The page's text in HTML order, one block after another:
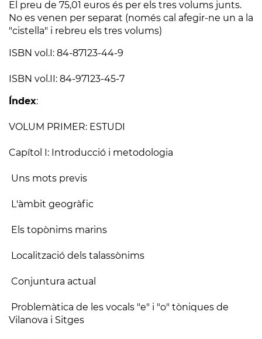
El preu de 75,01 euros és per els tres volums junts.
No es venen per separat (només cal afegir-ne un a la
"cistella" i rebreu els tres volums)
ISBN vol.I: 84-87123-44-9
ISBN vol.II: 84-97123-45-7
Índex:
VOLUM PRIMER: ESTUDI
Capítol I: Introducció i metodologia
Uns mots previs
L'àmbit geogràfic
Els topònims marins
Localització dels talassònims
Conjuntura actual
Problemàtica de les vocals "e" i "o" tòniques de
Vilanova i Sitges